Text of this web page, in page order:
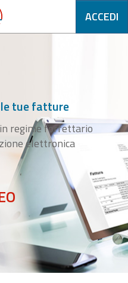
ACCEDI
le tue fatture
regime forfettario
elettronica